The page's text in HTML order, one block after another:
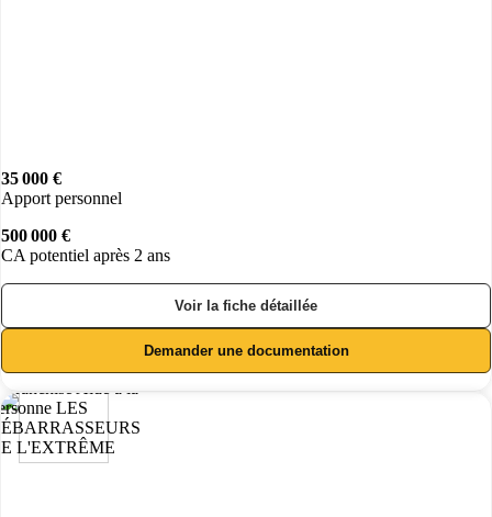
35 000 €
Apport personnel
500 000 €
CA potentiel après 2 ans
Voir la fiche détaillée
Demander une documentation